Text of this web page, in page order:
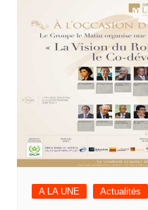
A LA UNE Actualités